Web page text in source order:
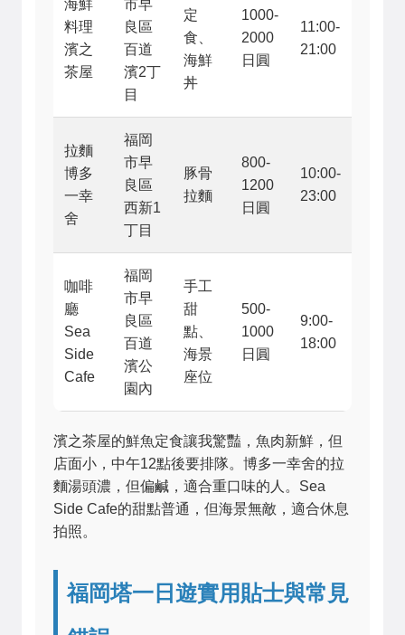
海鮮
料理
濱之
茶屋
市早
良區
百道
濱2丁
目
定
食、
海鮮
丼
1000-
2000
日圓
11:00-
21:00
拉麵
博多
一幸
舍
福岡
市早
良區
西新1
丁目
豚骨
拉麵
800-
1200
日圓
10:00-
23:00
咖啡
廳
Sea
Side
Cafe
福岡
市早
良區
百道
濱公
園內
手工
甜
點、
海景
座位
500-
1000
日圓
9:00-
18:00
濱之茶屋的鮮魚定食讓我驚豔，魚肉新鮮，但
店面小，中午12點後要排隊。博多一幸舍的拉
麵湯頭濃，但偏鹹，適合重口味的人。Sea
Side Cafe的甜點普通，但海景無敵，適合休息
拍照。
福岡塔一日遊實用貼士與常見